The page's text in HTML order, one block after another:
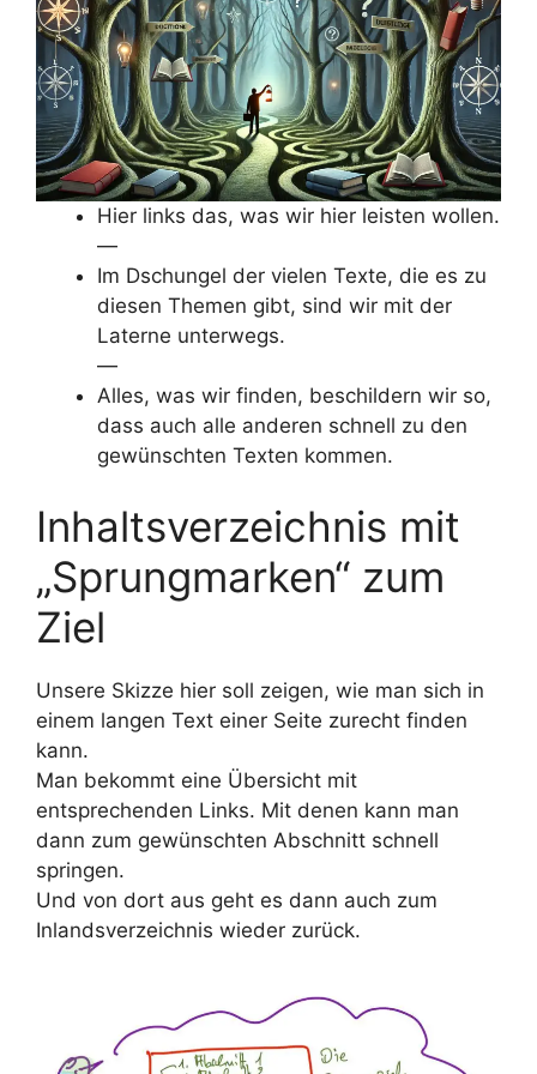
V
i
d
e
o
Hier links das, was wir hier leisten wollen.
—
Im Dschungel der vielen Texte, die es zu
diesen Themen gibt, sind wir mit der
Laterne unterwegs.
—
Alles, was wir finden, beschildern wir so,
dass auch alle anderen schnell zu den
gewünschten Texten kommen.
Inhaltsverzeichnis mit
„Sprungmarken“ zum
Ziel
Unsere Skizze hier soll zeigen, wie man sich in
einem langen Text einer Seite zurecht finden
kann.
Man bekommt eine Übersicht mit
entsprechenden Links. Mit denen kann man
dann zum gewünschten Abschnitt schnell
springen.
Und von dort aus geht es dann auch zum
Inlandsverzeichnis wieder zurück.